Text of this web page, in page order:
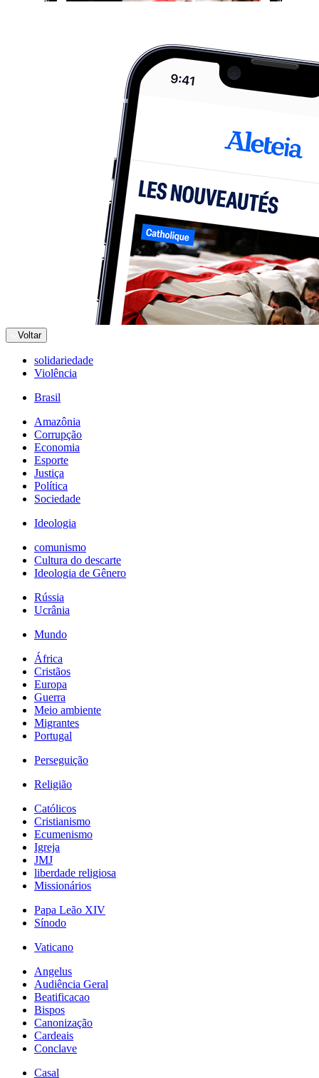
Voltar
solidariedade
Violência
Brasil
Amazônia
Corrupção
Economia
Esporte
Justiça
Política
Sociedade
Ideologia
comunismo
Cultura do descarte
Ideologia de Gênero
Rússia
Ucrânia
Mundo
África
Cristãos
Europa
Guerra
Meio ambiente
Migrantes
Portugal
Perseguição
Religião
Católicos
Cristianismo
Ecumenismo
Igreja
JMJ
liberdade religiosa
Missionários
Papa Leão XIV
Sínodo
Vaticano
Angelus
Audiência Geral
Beatificacao
Bispos
Canonização
Cardeais
Conclave
Casal